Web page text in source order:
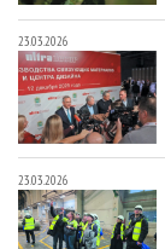
23.03.2026
23.03.2026